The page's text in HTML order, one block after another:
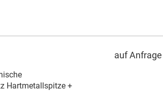
Hartmetallspitze +
auf Anfrage